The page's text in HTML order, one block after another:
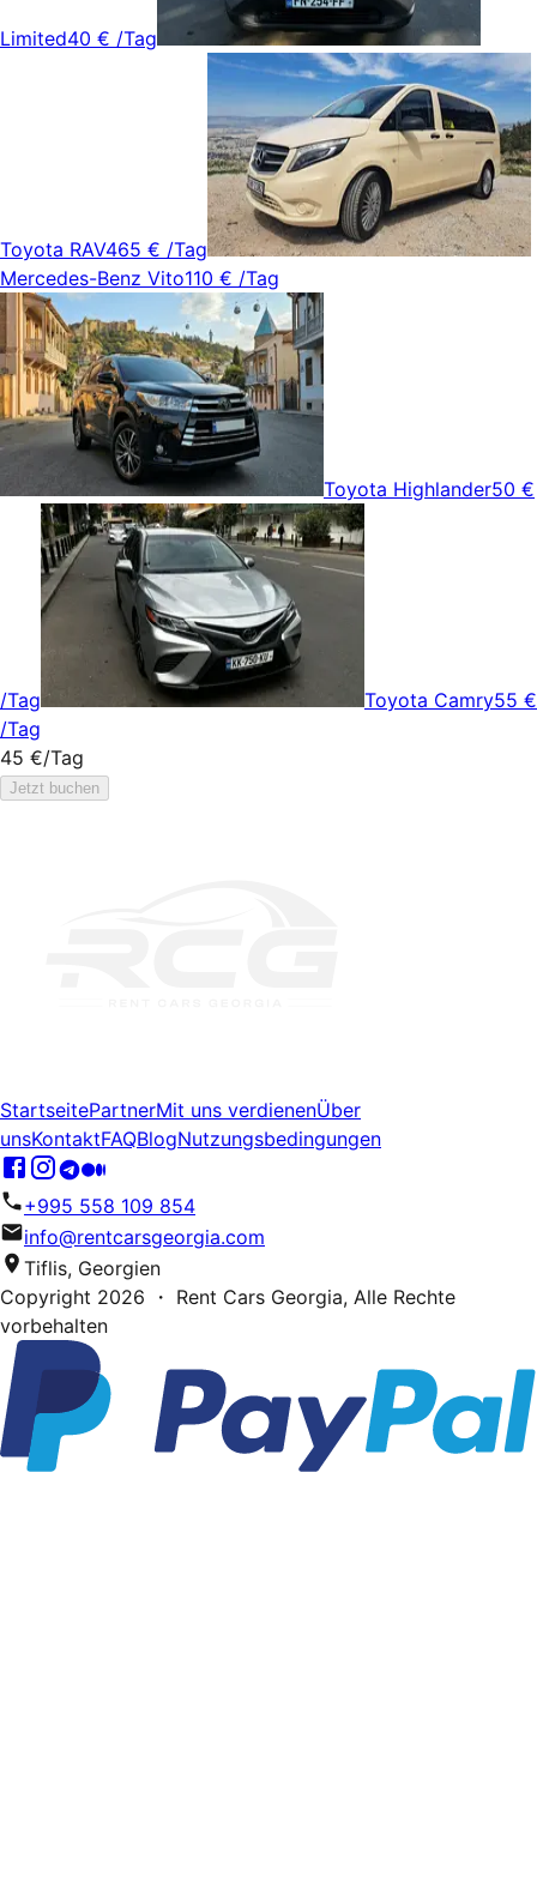
Limited40 € /Tag
Toyota RAV465 € /Tag
Mercedes-Benz Vito110 € /Tag
Toyota Highlander50 €
/Tag Toyota Camry55 €
/Tag
45 €/Tag
Jetzt buchen
StartseitePartnerMit uns verdienenÜber
unsKontaktFAQBlogNutzungsbedingungen
+995 558 109 854
info@rentcarsgeorgia.com
Tiflis, Georgien
Copyright 2026 ・ Rent Cars Georgia, Alle Rechte
vorbehalten